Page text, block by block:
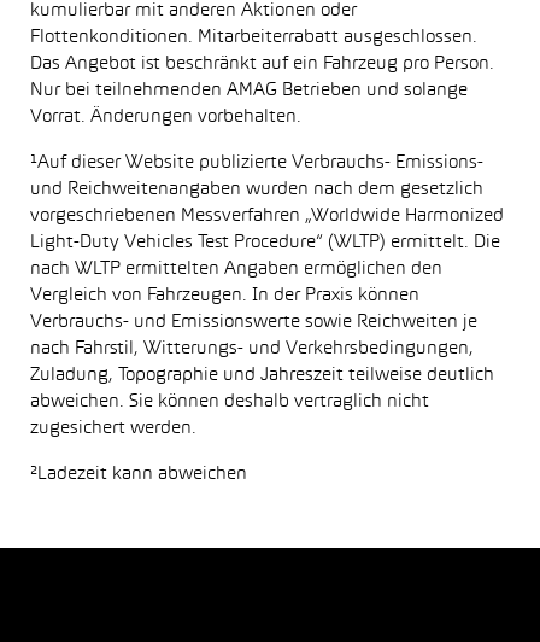
kumulierbar mit anderen Aktionen oder
Flottenkonditionen. Mitarbeiterrabatt ausgeschlossen.
Das Angebot ist beschränkt auf ein Fahrzeug pro Person.
Nur bei teilnehmenden AMAG Betrieben und solange
Vorrat. Änderungen vorbehalten.
¹Auf dieser Website publizierte Verbrauchs- Emissions-
und Reichweitenangaben wurden nach dem gesetzlich
vorgeschriebenen Messverfahren „Worldwide Harmonized
Light-Duty Vehicles Test Procedure“ (WLTP) ermittelt. Die
nach WLTP ermittelten Angaben ermöglichen den
Vergleich von Fahrzeugen. In der Praxis können
Verbrauchs- und Emissionswerte sowie Reichweiten je
nach Fahrstil, Witterungs- und Verkehrsbedingungen,
Zuladung, Topographie und Jahreszeit teilweise deutlich
abweichen. Sie können deshalb vertraglich nicht
zugesichert werden.
²Ladezeit kann abweichen